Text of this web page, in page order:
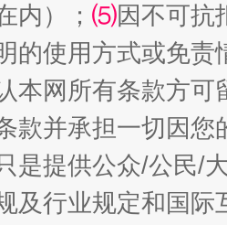
！等你上场
内）； ⑸因不可抗
的使用方式或免责
本网所有条款方
款并承担一切因
是提供公众/公民/
及行业规定和国